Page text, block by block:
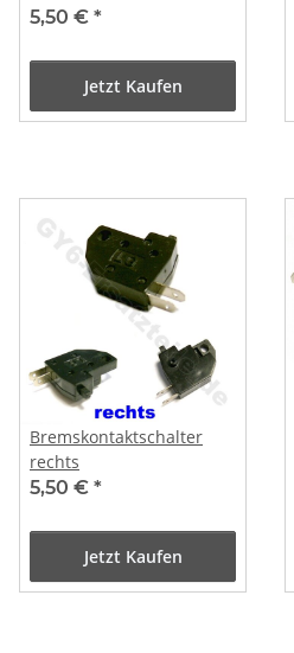
5,50 € *
Jetzt Kaufen
Bremskontaktschalter
rechts
5,50 € *
Jetzt Kaufen